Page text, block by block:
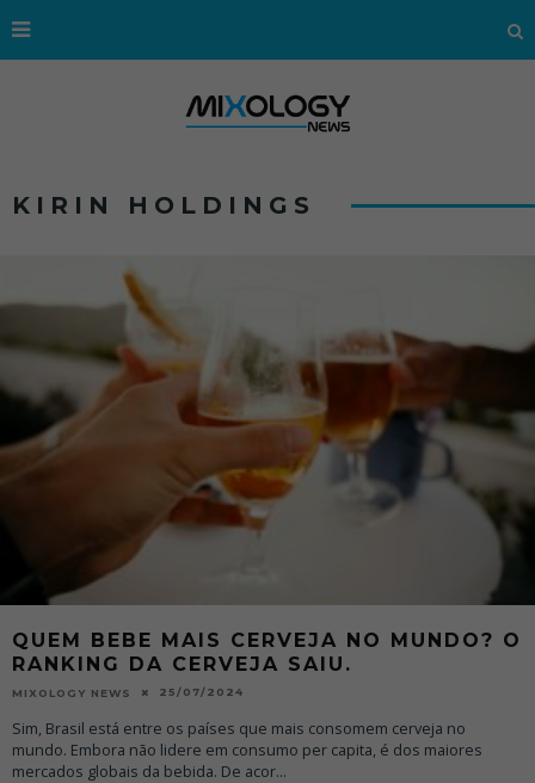
KIRIN HOLDINGS
QUEM BEBE MAIS CERVEJA NO MUNDO? O
RANKING DA CERVEJA SAIU.
MIXOLOGY NEWS 25/07/2024
Sim, Brasil está entre os países que mais consomem cerveja no
mundo. Embora não lidere em consumo per capita, é dos maiores
mercados globais da bebida. De acor...